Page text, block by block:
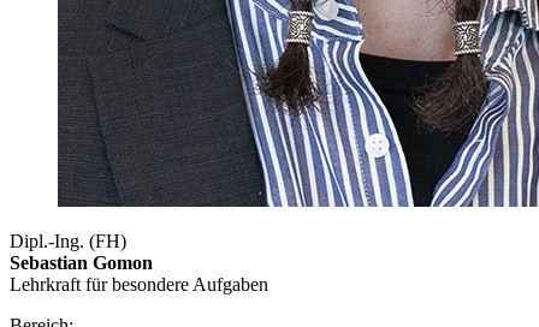
Dipl.-Ing. (FH)
Sebastian Gomon
Lehrkraft für besondere Aufgaben